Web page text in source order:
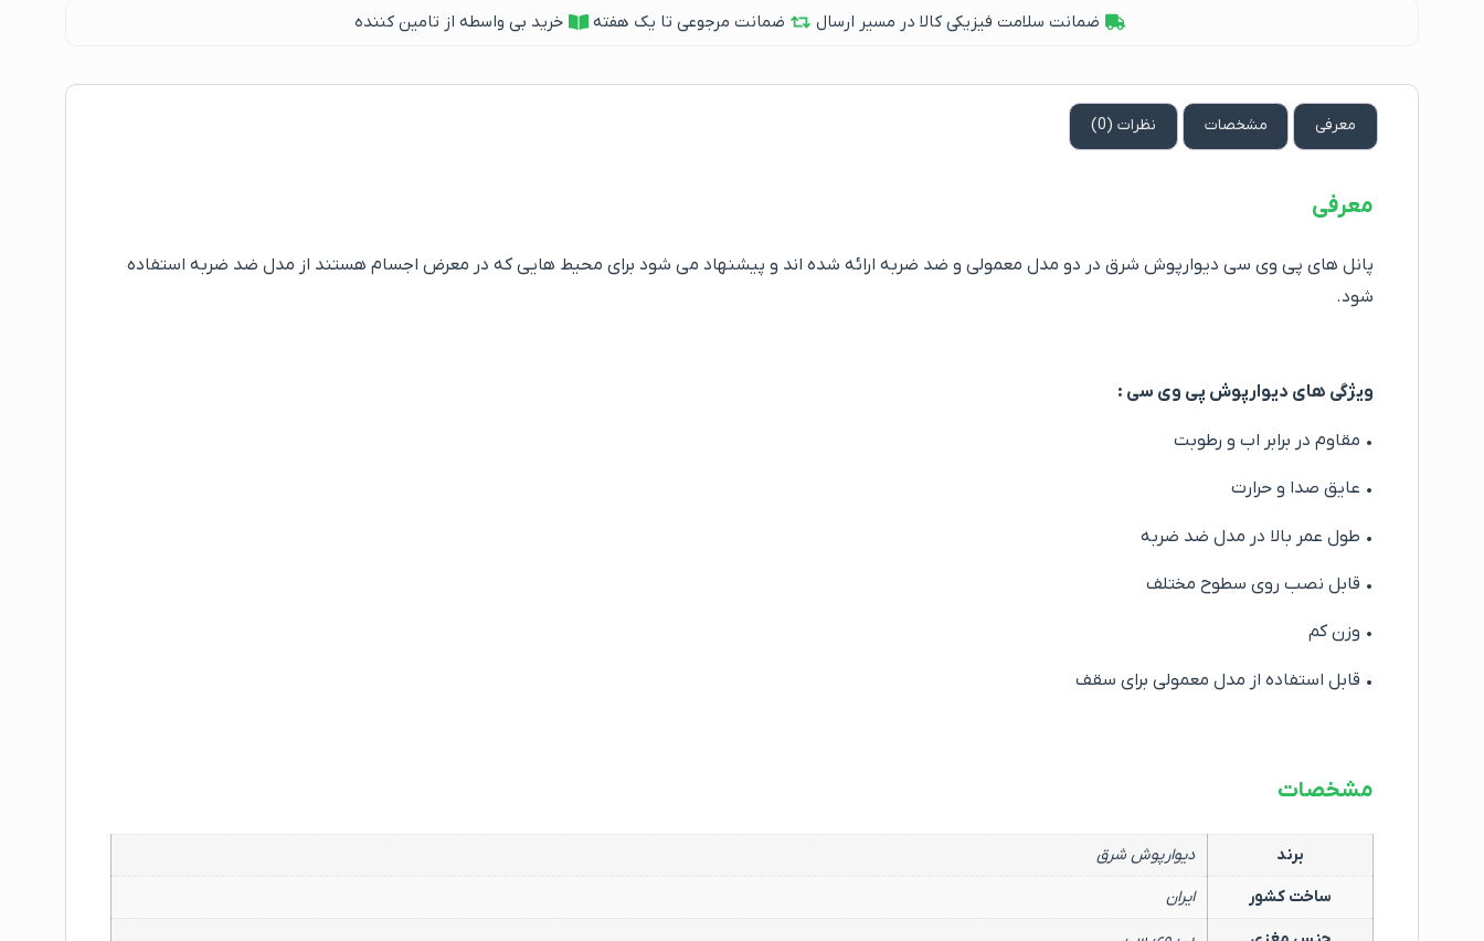
ضمانت سلامت فیزیکی کالا در مسیر ارسال ضمانت مرجوعی تا یک هفته خرید بی واسطه از تامین کننده
معرفی مشخصات نظرات (0)
معرفی
پانل های پی وی سی دیوارپوش شرق در دو مدل معمولی و ضد ضربه ارائه شده اند و پیشنهاد می شود برای محیط هایی که در معرض اجسام هستند از مدل ضد ضربه استفاده
شود.
ویژگی های دیوارپوش پی وی سی :
• مقاوم در برابر اب و رطوبت
• عایق صدا و حرارت
• طول عمر بالا در مدل ضد ضربه
• قابل نصب روی سطوح مختلف
• وزن کم
• قابل استفاده از مدل معمولی برای سقف
مشخصات
برند
دیوارپوش شرق
ساخت کشور
ایران